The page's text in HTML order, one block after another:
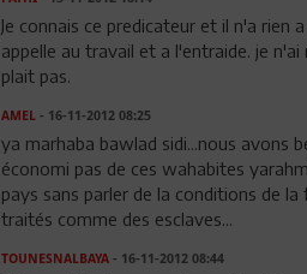
Je connais ce predicateur et il n'a
appelle au travail et a l'entraide. je
plait pas.
AMEL- 16-11-2012 08:25
ya marhaba bawlad sidi...nous avons
économi pas de ces wahabites
pays sans parler de la conditions de
traités comme des esclaves...
TOUNESNALBAYA- 16-11-2012 08:44